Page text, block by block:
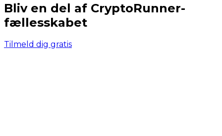
Bliv en del af CryptoRunner-
fællesskabet
Tilmeld dig gratis